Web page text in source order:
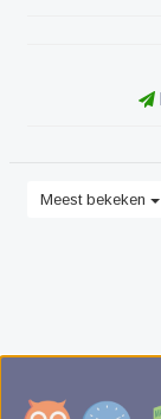
Meest bekeken